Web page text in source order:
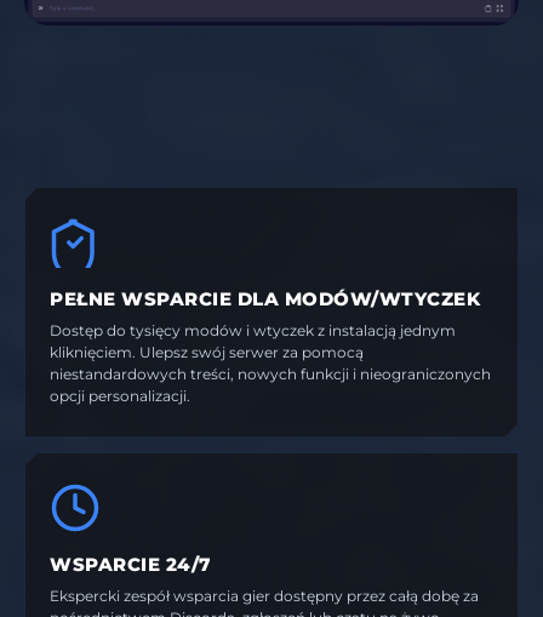
PEŁNE WSPARCIE DLA MODÓW/WTYCZEK
Dostęp do tysięcy modów i wtyczek z instalacją jednym
kliknięciem. Ulepsz swój serwer za pomocą
niestandardowych treści, nowych funkcji i nieograniczonych
opcji personalizacji.
WSPARCIE 24/7
Ekspercki zespół wsparcia gier dostępny przez całą dobę za